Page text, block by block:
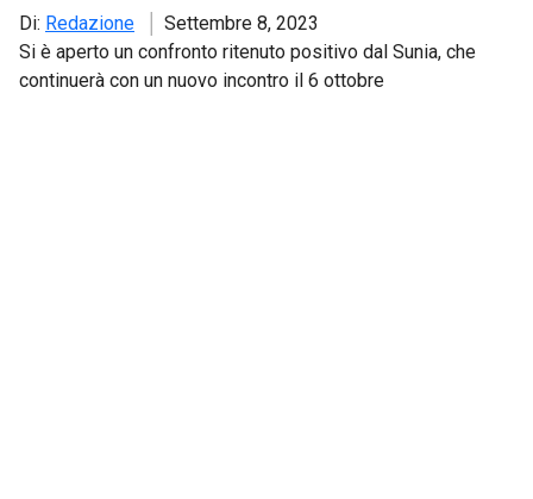
Di: Redazione
Settembre 8, 2023
Si è aperto un confronto ritenuto positivo dal Sunia, che
continuerà con un nuovo incontro il 6 ottobre